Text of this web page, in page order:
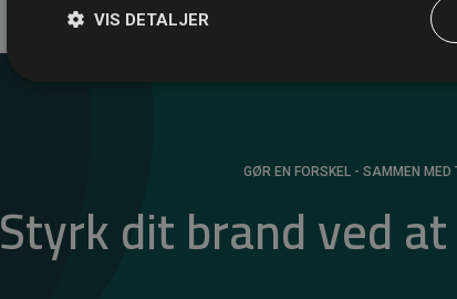
GØR EN FORSKEL - SAMMEN MED
Styrk dit brand ved
VIS DETALJER